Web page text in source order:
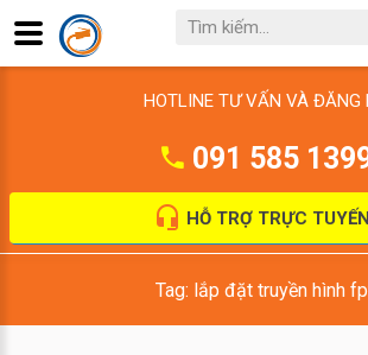
HOTLINE TƯ VẤN VÀ ĐĂNG
091 585
HỖ TRỢ TRỰC TUYẾN
Tag: lắp đặt truyền hình